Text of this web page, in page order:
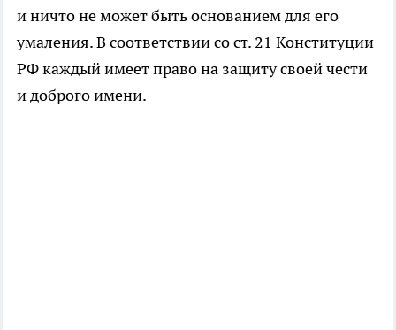
и ничто не может быть основанием для его
умаления. В соответствии со ст. 21 Конституции
РФ каждый имеет право на защиту своей чести
и доброго имени.